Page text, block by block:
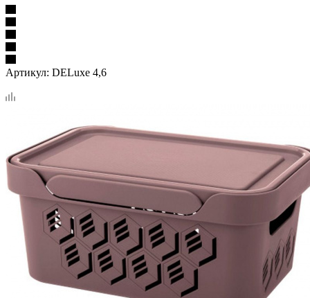
Артикул: DELuxe 4,6